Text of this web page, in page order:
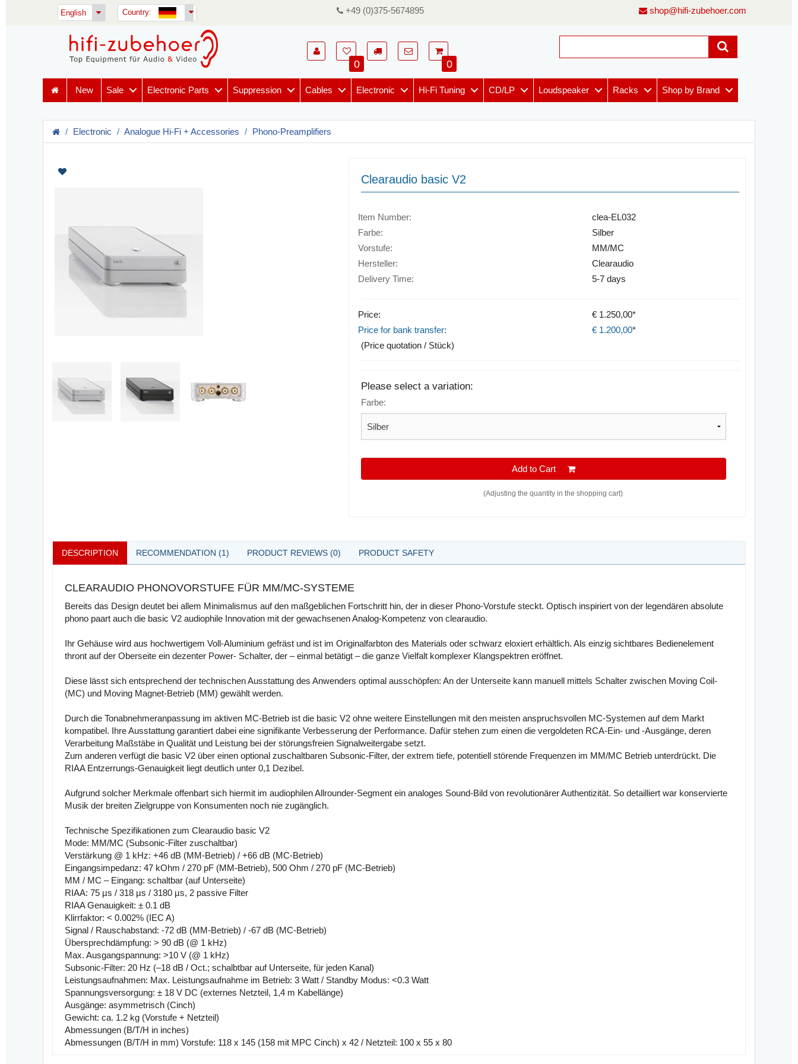
English Country: +49 (0)375-5674895 shop@hifi-zubehoer.com
0 0
New Sale Electronic Parts Suppression Cables Electronic Hi-Fi Tuning CD/LP Loudspeaker Racks Shop by Brand
Electronic Analogue Hi-Fi + Accessories Phono-Preamplifiers
Clearaudio basic V2
Item Number:
clea-EL032
Farbe:
Silber
Vorstufe:
MM/MC
Hersteller:
Clearaudio
Delivery Time:
5-7 days
Price:
€ 1.250,00*
Price for bank transfer:
€ 1.200,00*
(Price quotation / Stück)
Please select a variation:
Farbe:
Add to Cart
(Adjusting the quantity in the shopping cart)
DESCRIPTION RECOMMENDATION (1) PRODUCT REVIEWS (0) PRODUCT SAFETY
CLEARAUDIO PHONOVORSTUFE FÜR MM/MC-SYSTEME
Bereits das Design deutet bei allem Minimalismus auf den maßgeblichen Fortschritt hin, der in dieser Phono-Vorstufe steckt. Optisch inspiriert von der legendären absolute
phono paart auch die basic V2 audiophile Innovation mit der gewachsenen Analog-Kompetenz von clearaudio.
Ihr Gehäuse wird aus hochwertigem Voll-Aluminium gefräst und ist im Originalfarbton des Materials oder schwarz eloxiert erhältlich. Als einzig sichtbares Bedienelement
thront auf der Oberseite ein dezenter Power- Schalter, der – einmal betätigt – die ganze Vielfalt komplexer Klangspektren eröffnet.
Diese lässt sich entsprechend der technischen Ausstattung des Anwenders optimal ausschöpfen: An der Unterseite kann manuell mittels Schalter zwischen Moving Coil-
(MC) und Moving Magnet-Betrieb (MM) gewählt werden.
Durch die Tonabnehmeranpassung im aktiven MC-Betrieb ist die basic V2 ohne weitere Einstellungen mit den meisten anspruchsvollen MC-Systemen auf dem Markt
kompatibel. Ihre Ausstattung garantiert dabei eine signifikante Verbesserung der Performance. Dafür stehen zum einen die vergoldeten RCA-Ein- und -Ausgänge, deren
Verarbeitung Maßstäbe in Qualität und Leistung bei der störungsfreien Signalweitergabe setzt.
Zum anderen verfügt die basic V2 über einen optional zuschaltbaren Subsonic-Filter, der extrem tiefe, potentiell störende Frequenzen im MM/MC Betrieb unterdrückt. Die
RIAA Entzerrungs-Genauigkeit liegt deutlich unter 0,1 Dezibel.
Aufgrund solcher Merkmale offenbart sich hiermit im audiophilen Allrounder-Segment ein analoges Sound-Bild von revolutionärer Authentizität. So detailliert war konservierte
Musik der breiten Zielgruppe von Konsumenten noch nie zugänglich.
Technische Spezifikationen zum Clearaudio basic V2
Mode: MM/MC (Subsonic-Filter zuschaltbar)
Verstärkung @ 1 kHz: +46 dB (MM-Betrieb) / +66 dB (MC-Betrieb)
Eingangsimpedanz: 47 kOhm / 270 pF (MM-Betrieb), 500 Ohm / 270 pF (MC-Betrieb)
MM / MC – Eingang: schaltbar (auf Unterseite)
RIAA: 75 µs / 318 µs / 3180 µs, 2 passive Filter
RIAA Genauigkeit: ± 0.1 dB
Klirrfaktor: < 0.002% (IEC A)
Signal / Rauschabstand: -72 dB (MM-Betrieb) / -67 dB (MC-Betrieb)
Übersprechdämpfung: > 90 dB (@ 1 kHz)
Max. Ausgangspannung: >10 V (@ 1 kHz)
Subsonic-Filter: 20 Hz (–18 dB / Oct.; schalbtbar auf Unterseite, für jeden Kanal)
Leistungsaufnahmen: Max. Leistungsaufnahme im Betrieb: 3 Watt / Standby Modus: <0.3 Watt
Spannungsversorgung: ± 18 V DC (externes Netzteil, 1,4 m Kabellänge)
Ausgänge: asymmetrisch (Cinch)
Gewicht: ca. 1.2 kg (Vorstufe + Netzteil)
Abmessungen (B/T/H in inches)
Abmessungen (B/T/H in mm) Vorstufe: 118 x 145 (158 mit MPC Cinch) x 42 / Netzteil: 100 x 55 x 80